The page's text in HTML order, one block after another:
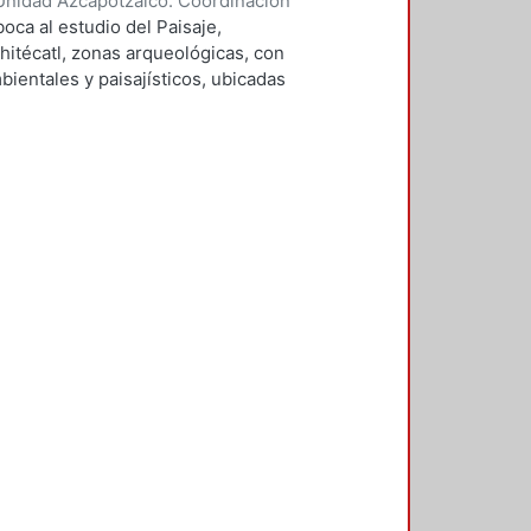
María Teresa
al estudio del Paisaje,
zonas arqueológicas, con
y paisajísticos, ubicadas